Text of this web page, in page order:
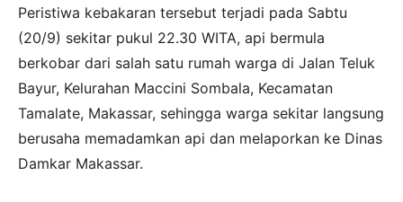
Peristiwa kebakaran tersebut terjadi pada Sabtu
(20/9) sekitar pukul 22.30 WITA, api bermula
berkobar dari salah satu rumah warga di Jalan Teluk
Bayur, Kelurahan Maccini Sombala, Kecamatan
Tamalate, Makassar, sehingga warga sekitar langsung
berusaha memadamkan api dan melaporkan ke Dinas
Damkar Makassar.